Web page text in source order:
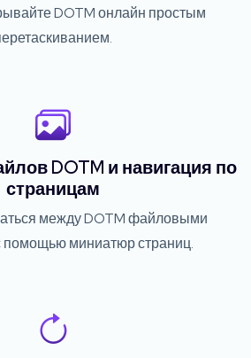
DOTM онлайн простым
DOTM и навигация по
страницам
между DOTM файловыми
помощью миниатюр страниц.